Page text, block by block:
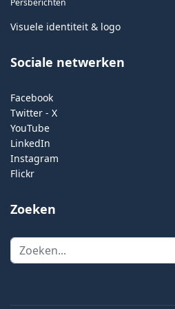
Persberichten
Visuele identiteit & logo
Sociale netwerken
Facebook
Twitter - X
YouTube
LinkedIn
Instagram
Flickr
Zoeken
Zoeken